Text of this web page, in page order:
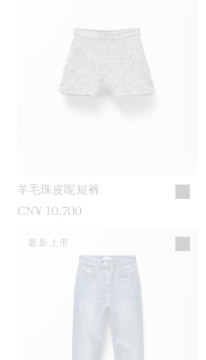
羊毛珠皮呢短裤
CN¥ 10,700
最新上市